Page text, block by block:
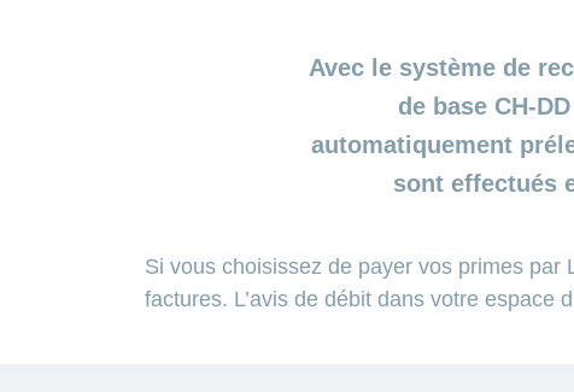
Avec le système de
de base CH-
automatiquement
sont effectués
Si vous choisissez de payer vos primes
factures. L’avis de débit dans votre espace